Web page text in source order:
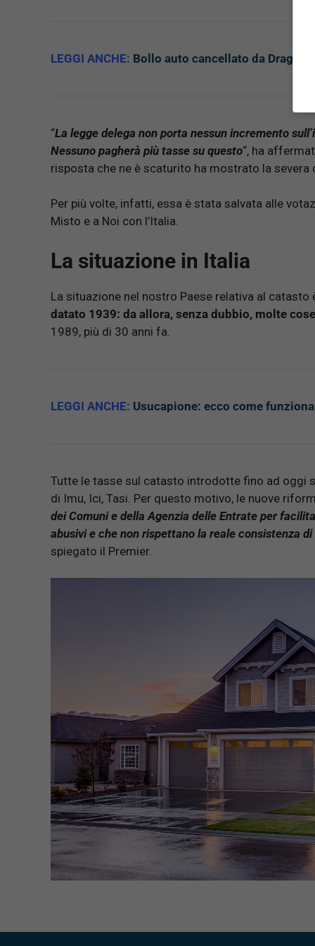
LEGGI ANCHE: Bollo auto cancellato da Draghi?
“La legge delega non porta nessun incremento
Nessuno pagherà più tasse su questo“, ha
risposta che ne è scaturito ha mostrato la
Per più volte, infatti, essa è stata salvata alle
Misto e a Noi con l’Italia.
La situazione in Italia
La situazione nel nostro Paese relativa al catasto
datato 1939: da allora, senza dubbio, molte
1989, più di 30 anni fa.
LEGGI ANCHE: Usucapione: ecco come
Tutte le tasse sul catasto introdotte fino ad oggi
di Imu, Ici, Tasi. Per questo motivo, le nuove
dei Comuni e della Agenzia delle Entrate per
abusivi e che non rispettano la reale consistenza
spiegato il Premier.